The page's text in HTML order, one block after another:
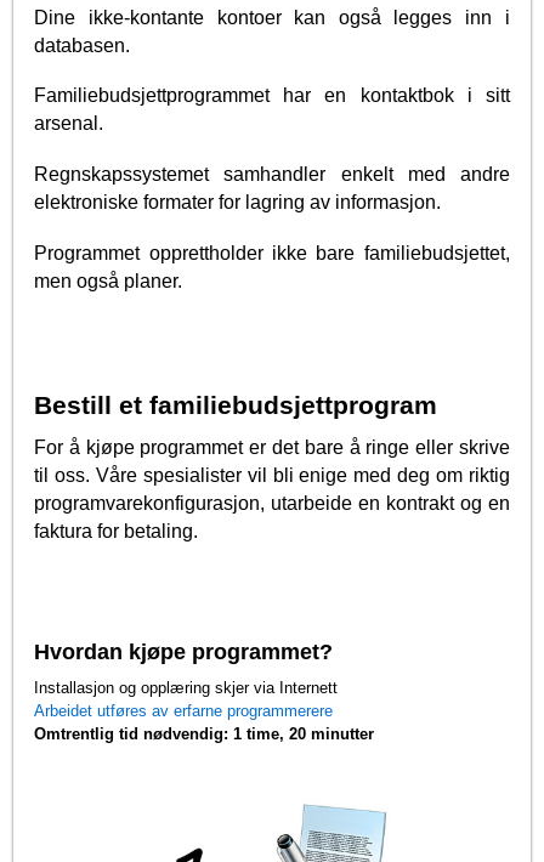
Dine ikke-kontante kontoer kan også legges inn i
databasen.
Familiebudsjettprogrammet har en kontaktbok i sitt
arsenal.
Regnskapssystemet samhandler enkelt med andre
elektroniske formater for lagring av informasjon.
Programmet opprettholder ikke bare familiebudsjettet,
men også planer.
Bestill et familiebudsjettprogram
For å kjøpe programmet er det bare å ringe eller skrive
til oss. Våre spesialister vil bli enige med deg om riktig
programvarekonfigurasjon, utarbeide en kontrakt og en
faktura for betaling.
Hvordan kjøpe programmet?
Installasjon og opplæring skjer via Internett
Arbeidet utføres av erfarne programmerere
Omtrentlig tid nødvendig: 1 time, 20 minutter